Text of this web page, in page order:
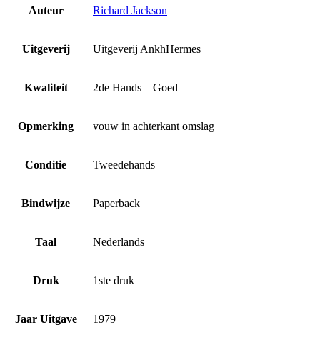
Auteur Richard Jackson
Uitgeverij Uitgeverij AnkhHermes
Kwaliteit 2de Hands – Goed
Opmerking vouw in achterkant omslag
Conditie Tweedehands
Bindwijze Paperback
Taal Nederlands
Druk 1ste druk
Jaar Uitgave 1979